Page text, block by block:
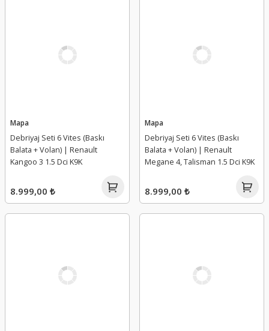
Mapa
Debriyaj Seti 6 Vites (Baskı
Balata + Volan) | Renault
Kangoo 3 1.5 Dci K9K
8.999,00 ₺
Mapa
Debriyaj Seti 6 Vites (Baskı
Balata + Volan) | Renault
Megane 4, Talisman 1.5 Dci K9K
8.999,00 ₺